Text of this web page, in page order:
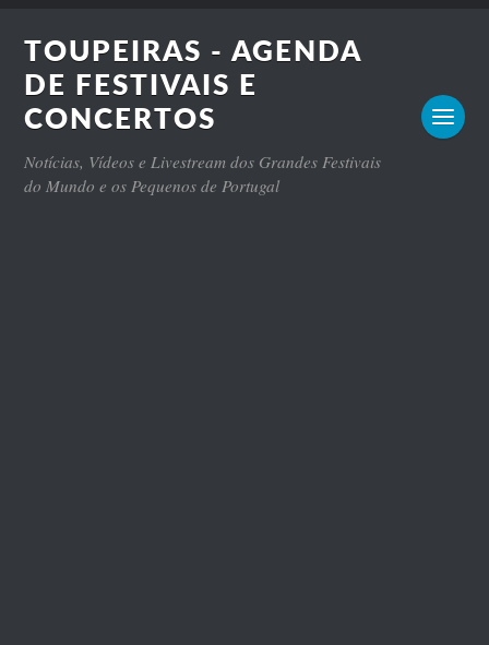
TOUPEIRAS - AGENDA
DE FESTIVAIS E
CONCERTOS
Notícias, Vídeos e Livestream dos Grandes Festivais
do Mundo e os Pequenos de Portugal